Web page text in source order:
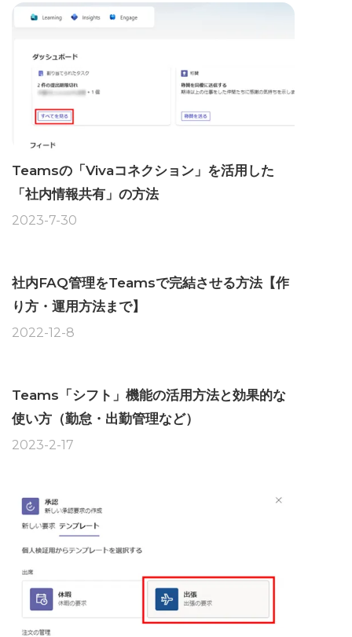
Teamsの「Vivaコネクション」を活用した
「社内情報共有」の方法
2023-7-30
社内FAQ管理をTeamsで完結させる方法【作
り方・運用方法まで】
2022-12-8
Teams「シフト」機能の活用方法と効果的な
使い方（勤怠・出勤管理など）
2023-2-17